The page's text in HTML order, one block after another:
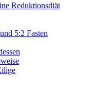
Reduktionsdiät
5:2 Fasten